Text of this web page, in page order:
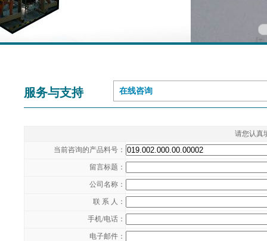
服务与支持 在线咨询
请您认真
当前咨询的产品料号：
留言标题：
公司名称：
联 系 人：
手机/电话：
电子邮件：